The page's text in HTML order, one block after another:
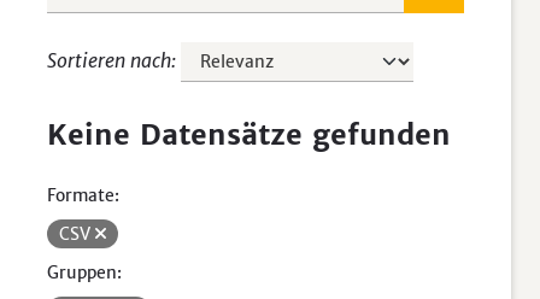
Sortieren nach
Keine Datensätze gefunden
Formate:
CSV
Gruppen: